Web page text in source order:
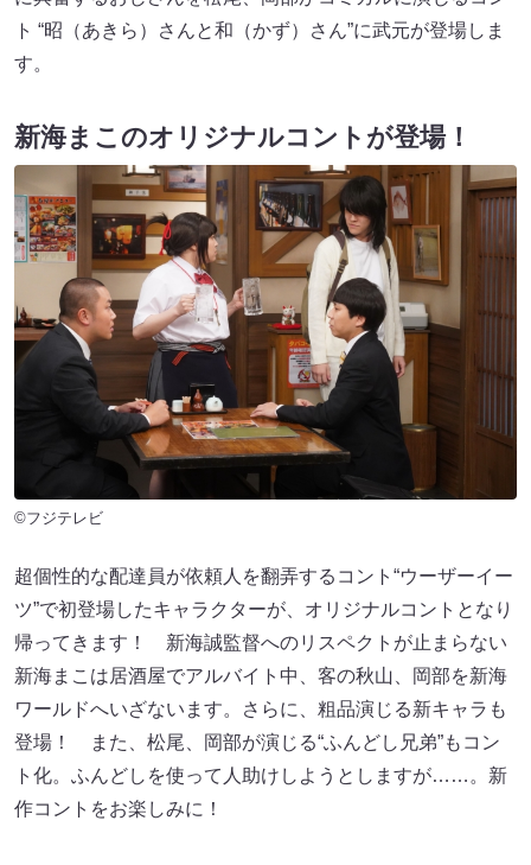
ト “昭（あきら）さんと和（かず）さん”に武元が登場しま
す。
新海まこのオリジナルコントが登場！
©フジテレビ
超個性的な配達員が依頼人を翻弄するコント“ウーザーイー
ツ”で初登場したキャラクターが、オリジナルコントとなり
帰ってきます！ 新海誠監督へのリスペクトが止まらない
新海まこは居酒屋でアルバイト中、客の秋山、岡部を新海
ワールドへいざないます。さらに、粗品演じる新キャラも
登場！ また、松尾、岡部が演じる“ふんどし兄弟”もコン
ト化。ふんどしを使って人助けしようとしますが……。新
作コントをお楽しみに！